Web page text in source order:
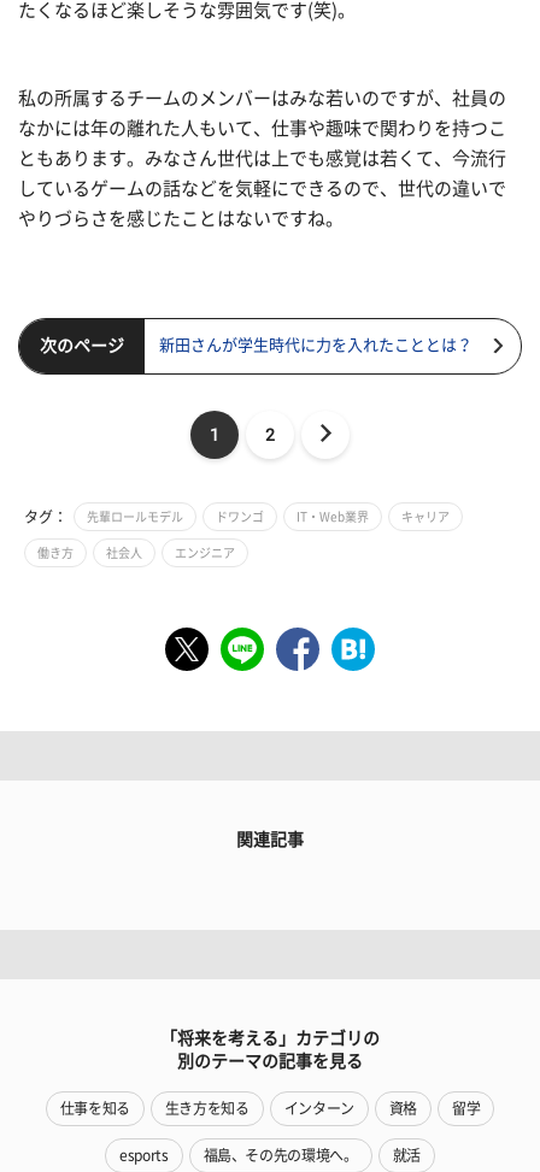
たくなるほど楽しそうな雰囲気です(笑)。
私の所属するチームのメンバーはみな若いのですが、社員の
なかには年の離れた人もいて、仕事や趣味で関わりを持つこ
ともあります。みなさん世代は上でも感覚は若くて、今流行
しているゲームの話などを気軽にできるので、世代の違いで
やりづらさを感じたことはないですね。
次のページ 新田さんが学生時代に力を入れたこととは？
1 2
タグ： 先輩ロールモデル ドワンゴ IT・Web業界 キャリア
働き方 社会人 エンジニア
関連記事
「将来を考える」カテゴリの
別のテーマの記事を見る
仕事を知る 生き方を知る インターン 資格 留学
esports 福島、その先の環境へ。 就活